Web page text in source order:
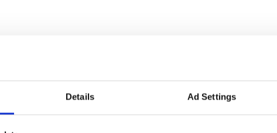
Details Ad Settings
blande 1 rumdel Rødvig Kulekalk (kalkdej) til 5 dele
vandet.
de hvide pigmenter er bundfældet og den klare
at afdække baljen tæt med plastik, for at undgå luftens
af kalkkrystaller CaCO3.